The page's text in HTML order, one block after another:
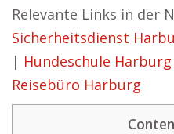
Relevante Links in der
Sicherheitsdienst
| Hundeschule Harburg
Reisebüro Harburg